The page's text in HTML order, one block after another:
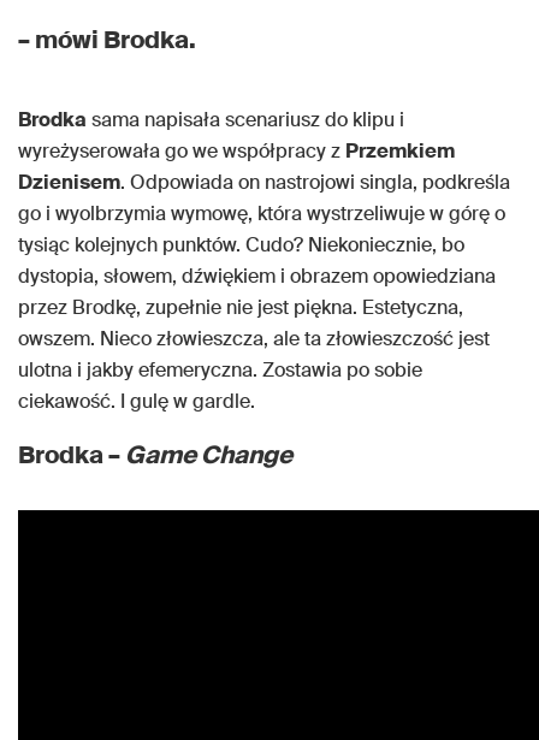
– mówi Brodka.
Brodka sama napisała scenariusz do klipu i
wyreżyserowała go we współpracy z Przemkiem
Dzienisem. Odpowiada on nastrojowi singla, podkreśla
go i wyolbrzymia wymowę, która wystrzeliwuje w górę o
tysiąc kolejnych punktów. Cudo? Niekoniecznie, bo
dystopia, słowem, dźwiękiem i obrazem opowiedziana
przez Brodkę, zupełnie nie jest piękna. Estetyczna,
owszem. Nieco złowieszcza, ale ta złowieszczość jest
ulotna i jakby efemeryczna. Zostawia po sobie
ciekawość. I gulę w gardle.
Brodka – Game Change